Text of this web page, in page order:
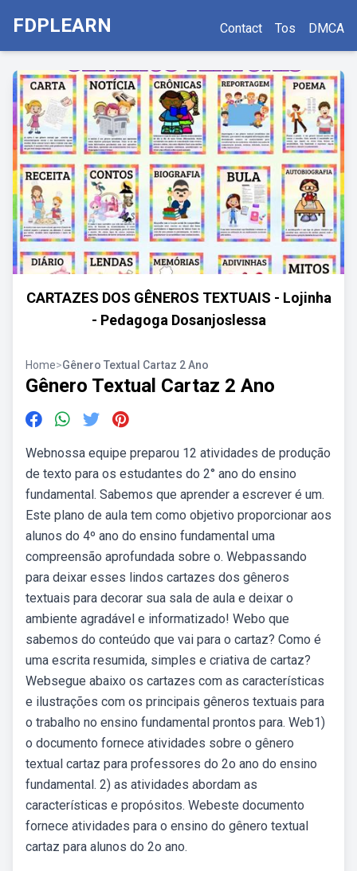
FDPLEARN Contact Tos DMCA
CARTAZES DOS GÊNEROS TEXTUAIS - Lojinha
- Pedagoga Dosanjoslessa
Home>Gênero Textual Cartaz 2 Ano
Gênero Textual Cartaz 2 Ano
Webnossa equipe preparou 12 atividades de produção
de texto para os estudantes do 2° ano do ensino
fundamental. Sabemos que aprender a escrever é um.
Este plano de aula tem como objetivo proporcionar aos
alunos do 4º ano do ensino fundamental uma
compreensão aprofundada sobre o. Webpassando
para deixar esses lindos cartazes dos gêneros
textuais para decorar sua sala de aula e deixar o
ambiente agradável e informatizado! Webo que
sabemos do conteúdo que vai para o cartaz? Como é
uma escrita resumida, simples e criativa de cartaz?
Websegue abaixo os cartazes com as características
e ilustrações com os principais gêneros textuais para
o trabalho no ensino fundamental prontos para. Web1)
o documento fornece atividades sobre o gênero
textual cartaz para professores do 2o ano do ensino
fundamental. 2) as atividades abordam as
características e propósitos. Webeste documento
fornece atividades para o ensino do gênero textual
cartaz para alunos do 2o ano.